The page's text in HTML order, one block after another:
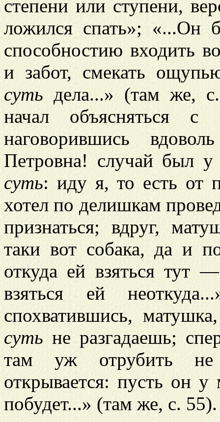
степени или ступени,
ложился спать»; «...Он
способностию входить
и забот, смекать
суть дела...» (там же,
начал объясняться
наговорившись
Петровна! случай был
суть: иду я, то есть от
хотел по делишкам
признаться; вдруг,
таки вот собака, да и
откуда ей взяться тут
взяться ей
спохватившись,
суть не разгадаешь;
там уж отрубить не
открывается: пусть он
побудет...» (там же, с. 55).